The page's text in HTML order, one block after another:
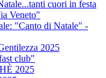
cuori in festa
Veneto"
"Canto di Natale" -
2025
club"
2025